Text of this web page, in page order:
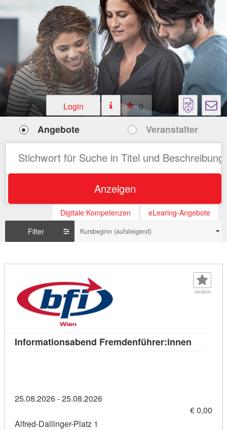
Login 0
Angebote Veranstalter
Anzeigen
Digitale Kompetenzen
eLearing-Angebote
Filter
Kursbeginn (aufsteigend)
MERKEN
Informationsabend Fremdenführer:innen
25.08.2026 - 25.08.2026
€ 0,00
Alfred-Dallinger-Platz 1